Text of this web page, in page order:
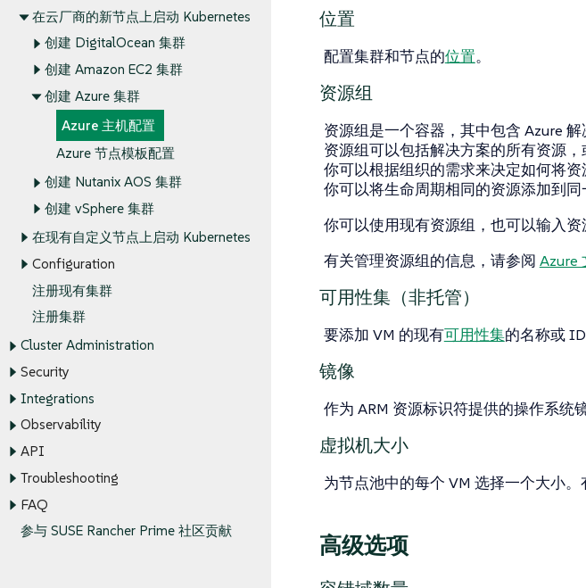
在云厂商的新节点上启动 Kubernetes
创建 DigitalOcean 集群
创建 Amazon EC2 集群
创建 Azure 集群
Azure 主机配置
Azure 节点模板配置
创建 Nutanix AOS 集群
创建 vSphere 集群
在现有自定义节点上启动 Kubernetes
Configuration
注册现有集群
注册集群
Cluster Administration
Security
Integrations
Observability
API
Troubleshooting
FAQ
参与 SUSE Rancher Prime 社区贡献
位置
配置集群和节点的位置。
资源组
资源组是一个容器，其中包含 Azure 解
资源组可以包括解决方案的所有资源
你可以根据组织的需求来决定如何将
你可以将生命周期相同的资源添加到
你可以使用现有资源组，也可以输入
有关管理资源组的信息，请参阅 Azure
可用性集（非托管）
要添加 VM 的现有可用性集的名称或 ID
镜像
作为 ARM 资源标识符提供的操作系统
虚拟机大小
为节点池中的每个 VM 选择一个大小
高级选项